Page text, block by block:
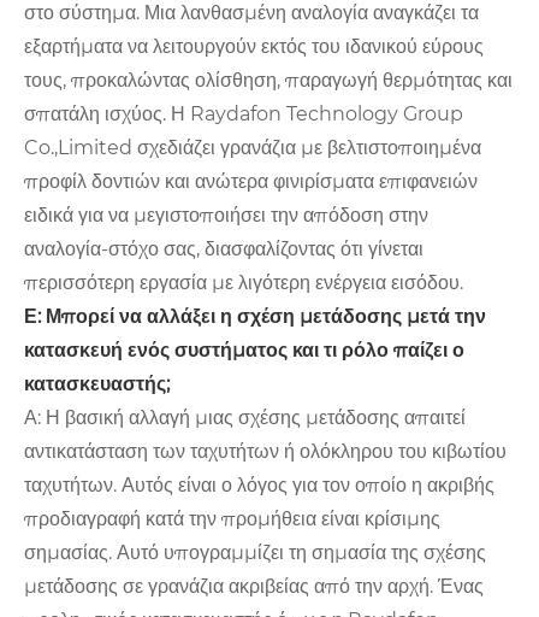
στο σύστημα. Μια λανθασμένη αναλογία αναγκάζει τα
εξαρτήματα να λειτουργούν εκτός του ιδανικού εύρους
τους, προκαλώντας ολίσθηση, παραγωγή θερμότητας και
σπατάλη ισχύος. Η Raydafon Technology Group
Co.,Limited σχεδιάζει γρανάζια με βελτιστοποιημένα
προφίλ δοντιών και ανώτερα φινιρίσματα επιφανειών
ειδικά για να μεγιστοποιήσει την απόδοση στην
αναλογία-στόχο σας, διασφαλίζοντας ότι γίνεται
περισσότερη εργασία με λιγότερη ενέργεια εισόδου.
Ε: Μπορεί να αλλάξει η σχέση μετάδοσης μετά την
κατασκευή ενός συστήματος και τι ρόλο παίζει ο
κατασκευαστής;
Α: Η βασική αλλαγή μιας σχέσης μετάδοσης απαιτεί
αντικατάσταση των ταχυτήτων ή ολόκληρου του κιβωτίου
ταχυτήτων. Αυτός είναι ο λόγος για τον οποίο η ακριβής
προδιαγραφή κατά την προμήθεια είναι κρίσιμης
σημασίας. Αυτό υπογραμμίζει τη σημασία της σχέσης
μετάδοσης σε γρανάζια ακριβείας από την αρχή. Ένας